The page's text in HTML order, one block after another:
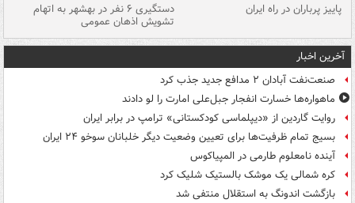
پاییز پرباران در راه ایران دستگیری ۶ نفر در بهشهر به اتهام
تشویش اذهان عمومی
آخرین اخبار
صنعت‌نفت آبادان ۲ مدافع جدید جذب کرد
ماهواره‌ها خسارت انفجار جبل‌علی امارت را لو دادند
روایت گاردین از «دیپلماسی کودکستانی» ترامپ در برابر ایران
بسیج تمام ظرفیت‌ها برای تعیین وضعیت دیگر خلبانان سوخو ۲۴ ایران
آینده نامعلوم طارمی در المپیاکوس
کره شمالی یک موشک بالستیک شلیک کرد
بازگشت اندونگ به استقلال منتفی شد